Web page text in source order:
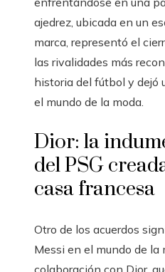
ajedrez, ubicada en un
marca, representó el
las rivalidades más
historia del fútbol y dejó
el mundo de la moda.
Dior: la
del PSG
casa francesa
Otro de los acuerdos
Messi en el mundo de la
colaboración con Dior,